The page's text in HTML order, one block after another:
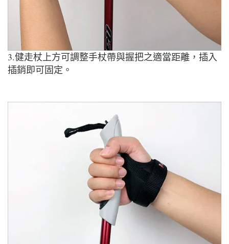
3.健走杖上方可調整手杖帶與握把之適當距離，插入
插銷即可固定。